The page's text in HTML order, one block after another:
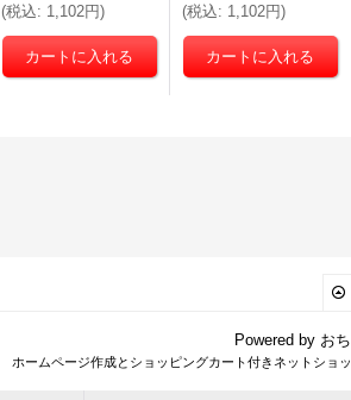
(税込: 1,102円)
(税込: 1,102円)
Powered by お
ホームページ作成とショッピングカート付きネットショ